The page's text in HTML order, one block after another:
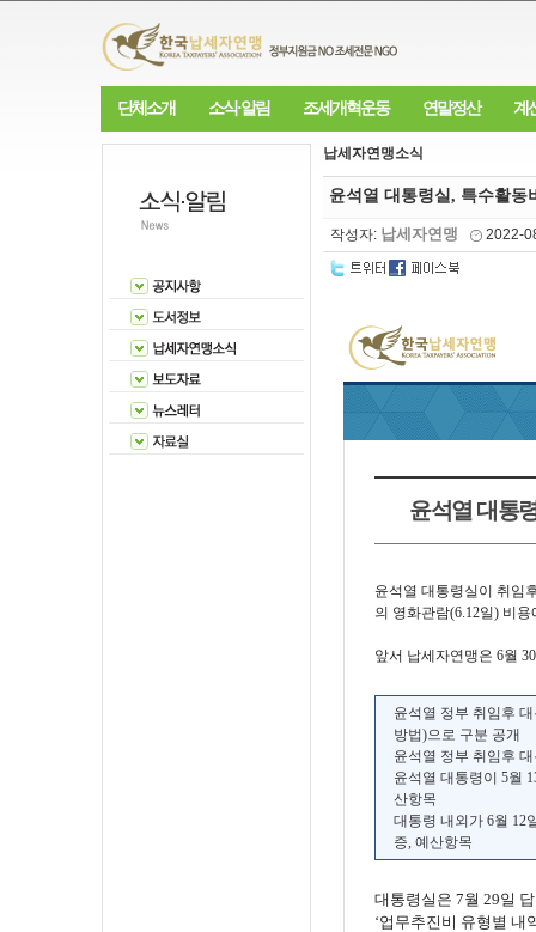
단체소개 소식·알림 조세개혁운동 연말정산 계
납세자연맹소식
윤석열 대통령실, 특수활동
작성자: 납세자연맹 2022-
윤석열 대통
윤석열 대통령실이 취임
의 영화관람(6.12일) 비
앞서 납세자연맹은 6월
윤석열 정부 취임후
방법)으로 구분 공개
윤석열 정부 취임후
윤석열 대통령이 5월
산항목
대통령 내외가 6월 12
증, 예산항목
대통령실은 7월 29일
‘업무추진비 유형별